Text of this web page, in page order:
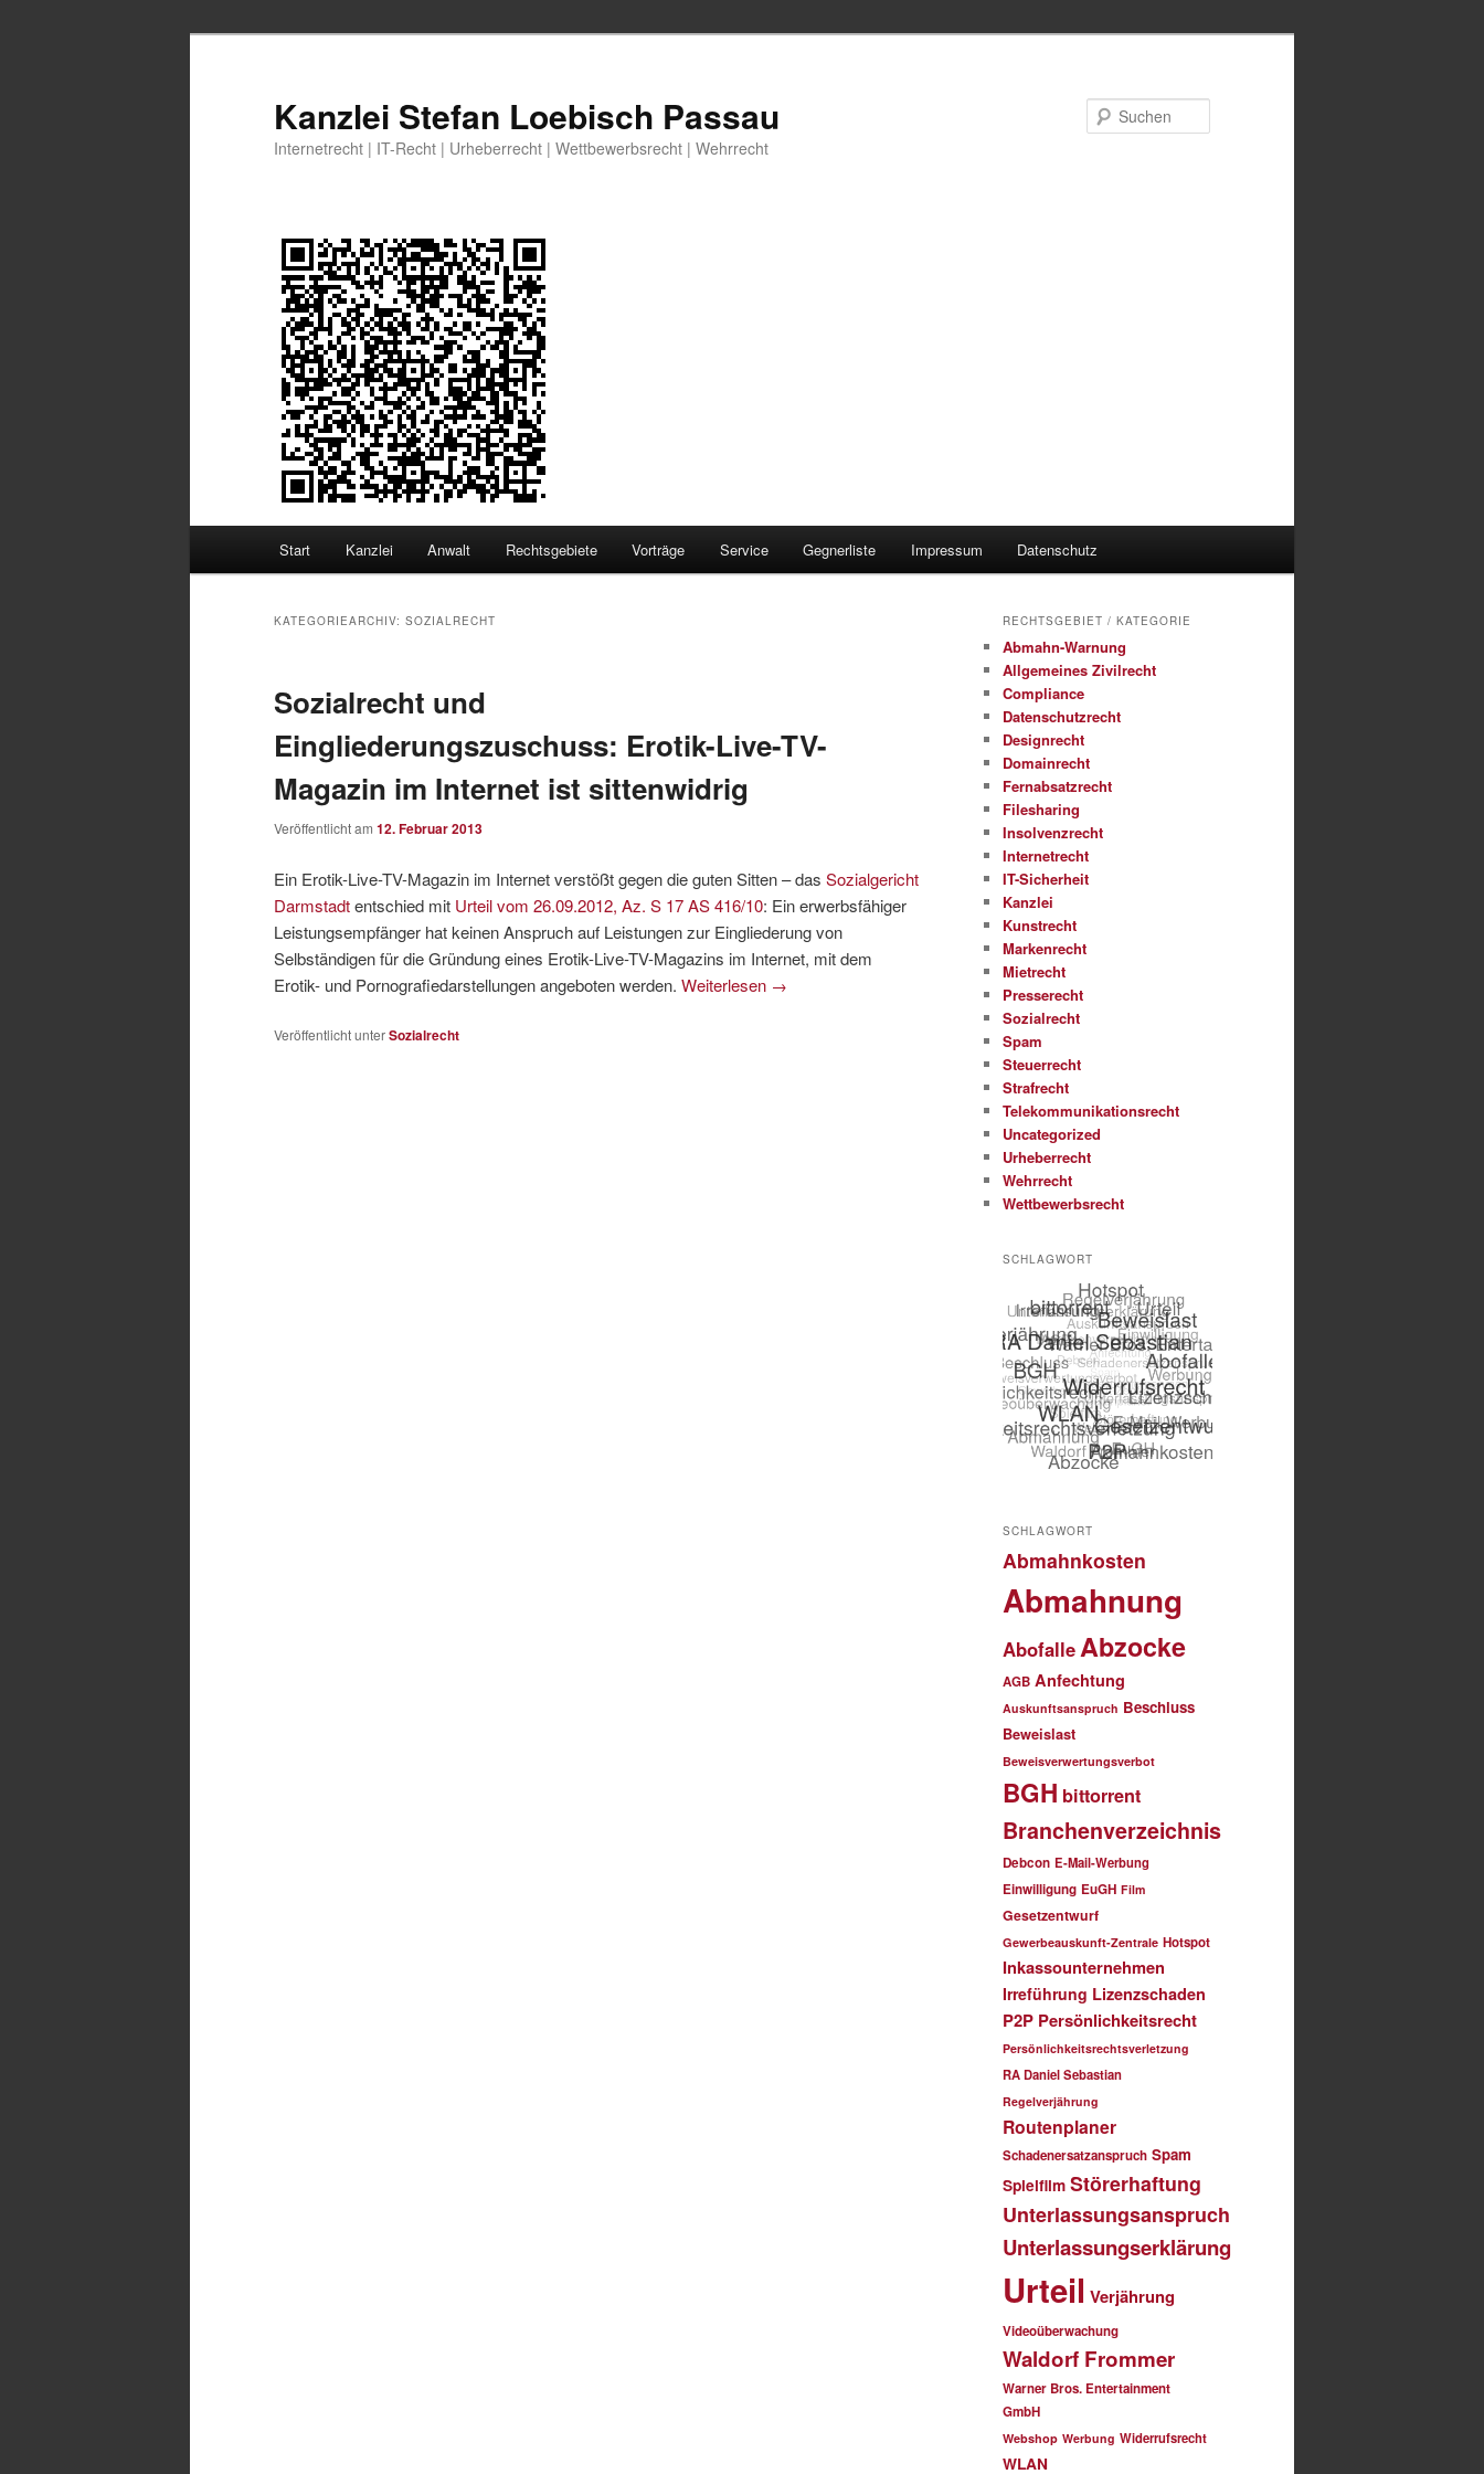
Kanzlei Stefan Loebisch Passau
Internetrecht | IT-Recht | Urheberrecht | Wettbewerbsrecht | Wehrrecht
Start Kanzlei Anwalt Rechtsgebiete Vorträge Service Gegnerliste Impressum Datenschutz
KATEGORIEARCHIV: SOZIALRECHT
Sozialrecht und
Eingliederungszuschuss: Erotik-Live-TV-
Magazin im Internet ist sittenwidrig
Veröffentlicht am 12. Februar 2013
Ein Erotik-Live-TV-Magazin im Internet verstößt gegen die guten Sitten – das Sozialgericht
Darmstadtentschied mit Urteil vom 26.09.2012, Az. S 17 AS 416/10: Ein erwerbsfähiger
Leistungsempfänger hat keinen Anspruch auf Leistungen zur Eingliederung von
Selbständigen für die Gründung eines Erotik-Live-TV-Magazins im Internet, mit dem
Erotik- und Pornografiedarstellungen angeboten werden. Weiterlesen →
Veröffentlicht unterSozialrecht
RECHTSGEBIET / KATEGORIE
Abmahn-Warnung
Allgemeines Zivilrecht
Compliance
Datenschutzrecht
Designrecht
Domainrecht
Fernabsatzrecht
Filesharing
Insolvenzrecht
Internetrecht
IT-Sicherheit
Kanzlei
Kunstrecht
Markenrecht
Mietrecht
Presserecht
Sozialrecht
Spam
Steuerrecht
Strafrecht
Telekommunikationsrecht
Uncategorized
Urheberrecht
Wehrrecht
Wettbewerbsrecht
SCHLAGWORT
SCHLAGWORT
Abmahnkosten
Abmahnung
AbofalleAbzocke
AGB Anfechtung
Auskunftsanspruch Beschluss
Beweislast
Beweisverwertungsverbot
BGH bittorrent
Branchenverzeichnis
Debcon E-Mail-Werbung
Einwilligung EuGH Film
Gesetzentwurf
Gewerbeauskunft-Zentrale Hotspot
Inkassounternehmen
Irreführung Lizenzschaden
P2P Persönlichkeitsrecht
Persönlichkeitsrechtsverletzung
RA Daniel Sebastian
Regelverjährung
Routenplaner
Schadenersatzanspruch Spam
Spielfilm Störerhaftung
Unterlassungsanspruch
Unterlassungserklärung
Urteil Verjährung
Videoüberwachung
Waldorf Frommer
Warner Bros. Entertainment
GmbH
Webshop Werbung Widerrufsrecht
WLAN